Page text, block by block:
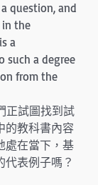
question, and
in the
a
such a degree
from the
正試圖找到試
的教科書內容
處在當下，基
表例子嗎？